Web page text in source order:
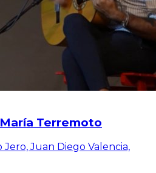
Terremoto
Juan Diego Valencia,